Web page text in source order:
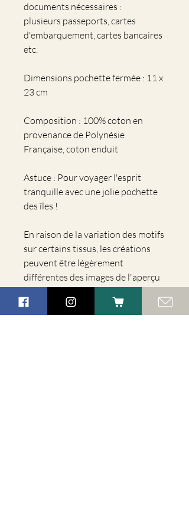
documents nécessaires :
plusieurs passeports, cartes
d'embarquement, cartes bancaires
etc.
Dimensions pochette fermée : 11 x
23 cm
Composition : 100% coton en
provenance de Polynésie
Française, coton enduit
Astuce : Pour voyager l'esprit
tranquille avec une jolie pochette
des îles !
En raison de la variation des motifs
sur certains tissus, les créations
peuvent être légèrement
différentes des images de l'aperçu
Conseil d'entretien :